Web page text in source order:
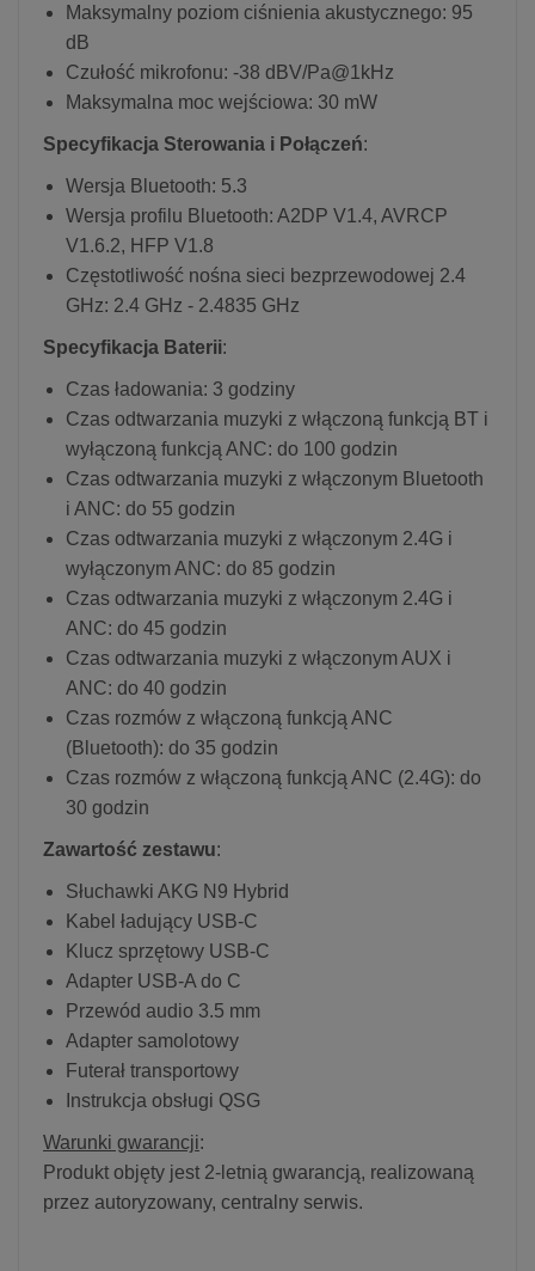
Maksymalny poziom ciśnienia akustycznego: 95
dB
Czułość mikrofonu: -38 dBV/Pa@1kHz
Maksymalna moc wejściowa: 30 mW
Specyfikacja Sterowania i Połączeń:
Wersja Bluetooth: 5.3
Wersja profilu Bluetooth: A2DP V1.4, AVRCP
V1.6.2, HFP V1.8
Częstotliwość nośna sieci bezprzewodowej 2.4
GHz: 2.4 GHz - 2.4835 GHz
Specyfikacja Baterii:
Czas ładowania: 3 godziny
Czas odtwarzania muzyki z włączoną funkcją BT i
wyłączoną funkcją ANC: do 100 godzin
Czas odtwarzania muzyki z włączonym Bluetooth
i ANC: do 55 godzin
Czas odtwarzania muzyki z włączonym 2.4G i
wyłączonym ANC: do 85 godzin
Czas odtwarzania muzyki z włączonym 2.4G i
ANC: do 45 godzin
Czas odtwarzania muzyki z włączonym AUX i
ANC: do 40 godzin
Czas rozmów z włączoną funkcją ANC
(Bluetooth): do 35 godzin
Czas rozmów z włączoną funkcją ANC (2.4G): do
30 godzin
Zawartość zestawu:
Słuchawki AKG N9 Hybrid
Kabel ładujący USB-C
Klucz sprzętowy USB-C
Adapter USB-A do C
Przewód audio 3.5 mm
Adapter samolotowy
Futerał transportowy
Instrukcja obsługi QSG
Warunki gwarancji:
Produkt objęty jest 2-letnią gwarancją, realizowaną
przez autoryzowany, centralny serwis.